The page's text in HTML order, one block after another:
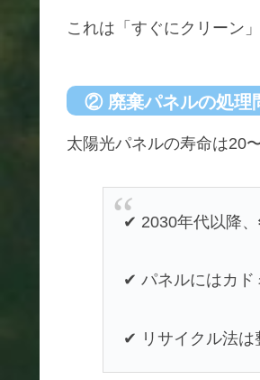
これは「すぐにクリーン
② 廃棄パネルの処理
太陽光パネルの寿命は20〜
✔ 2030年代以降、
✔ パネルにはカド
✔ リサイクル法は